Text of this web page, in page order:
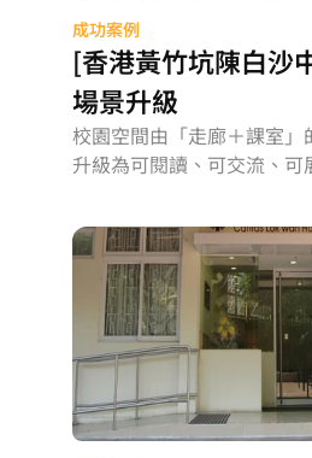
成功案例
[香港黃竹坑陳白沙
場景升級
校園空間由「走廊＋課室」
升級為可閱讀、可交流、可